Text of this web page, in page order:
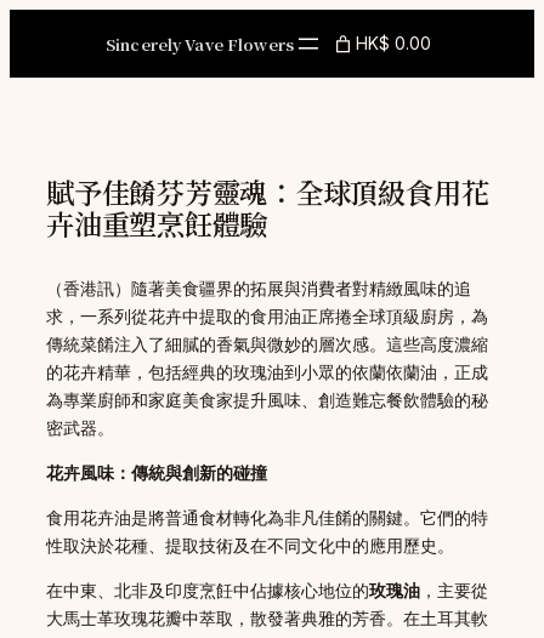
Sincerely Vave Flowers HK$ 0.00
賦予佳餚芬芳靈魂：全球頂級食用花
卉油重塑烹飪體驗
（香港訊）隨著美食疆界的拓展與消費者對精緻風味的追
求，一系列從花卉中提取的食用油正席捲全球頂級廚房，為
傳統菜餚注入了細膩的香氣與微妙的層次感。這些高度濃縮
的花卉精華，包括經典的玫瑰油到小眾的依蘭依蘭油，正成
為專業廚師和家庭美食家提升風味、創造難忘餐飲體驗的秘
密武器。
花卉風味：傳統與創新的碰撞
食用花卉油是將普通食材轉化為非凡佳餚的關鍵。它們的特
性取決於花種、提取技術及在不同文化中的應用歷史。
在中東、北非及印度烹飪中佔據核心地位的玫瑰油 ，主要從
大馬士革玫瑰花瓣中萃取，散發著典雅的芳香。在土耳其軟